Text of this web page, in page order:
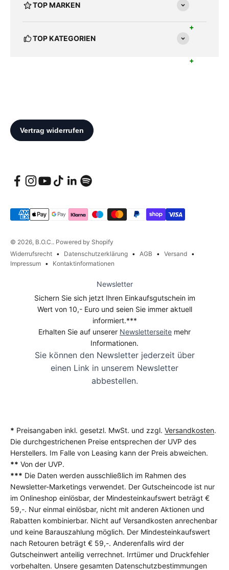
TOP MARKEN
TOP KATEGORIEN
© 2026, B.O.C.. Powered by Shopify
Widerrufsrecht
Datenschutzerklärung AGB
Versand
Impressum
Kontaktinformationen
Newsletter
Sichern Sie sich jetzt Ihren Einkaufsgutschein im
Wert von 10,- Euro und seien Sie immer aktuell
informiert.***
Erhalten Sie auf unserer Newsletterseite mehr
Informationen.
Sie können den Newsletter jederzeit über
einen Link in unserem Newsletter
abbestellen.
* Preisangaben inkl. gesetzl. MwSt. und zzgl. Versandkosten.
Die durchgestrichenen Preise entsprechen der UVP des
Herstellers. Im Falle von Leasing kann der Preis abweichen.
** Von der UVP.
*** Die Daten werden ausschließlich im Rahmen des
Newsletter-Marketings verwendet. Der Gutscheincode ist nur
im Onlineshop einlösbar, der Mindesteinkaufswert beträgt €
59,-. Nur einmal einlösbar, nicht mit anderen Aktionen und
Rabatten kombinierbar. Nicht auf Versandkosten anrechenbar
und keine Barauszahlung möglich. Der Mindesteinkaufswert
nach Retouren beträgt € 59,-. Anderenfalls wird der
Gutscheinwert anteilig verrechnet. Irrtümer und Druckfehler
vorbehalten. Unsere gesamten Datenschutzbestimmungen